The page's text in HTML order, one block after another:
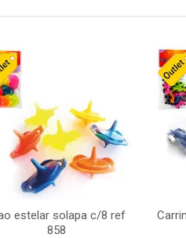
estelar solapa c/8 ref
858